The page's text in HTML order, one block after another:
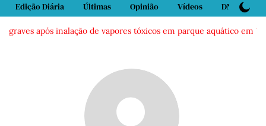
Edição Diária Últimas Opinião Vídeos DN Sport
após inalação de vapores tóxicos em parque aquático em